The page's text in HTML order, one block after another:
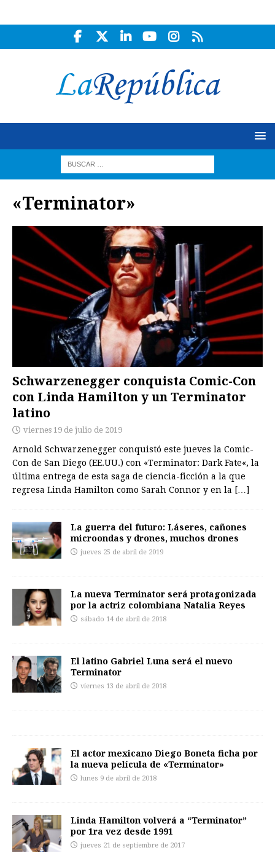
«Terminator»
Schwarzenegger conquista Comic-Con
con Linda Hamilton y un Terminator
latino
viernes 19 de julio de 2019
Arnold Schwarzenegger conquistó este jueves la Comic-
Con de San Diego (EE.UU.) con «Terminator: Dark Fate«, la
última entrega de esta saga de ciencia-ficción a la que
regresa Linda Hamilton como Sarah Connor y en la […]
La guerra del futuro: Láseres, cañones
microondas y drones, muchos drones
jueves 25 de abril de 2019
La nueva Terminator será protagonizada
por la actriz colombiana Natalia Reyes
sábado 14 de abril de 2018
El latino Gabriel Luna será el nuevo
Terminator
viernes 13 de abril de 2018
El actor mexicano Diego Boneta ficha por
la nueva película de «Terminator»
lunes 9 de abril de 2018
Linda Hamilton volverá a “Terminator”
por 1ra vez desde 1991
jueves 21 de septiembre de 2017